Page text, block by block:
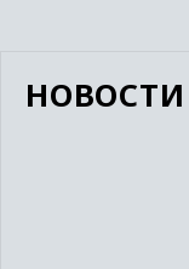
НОВОСТИ